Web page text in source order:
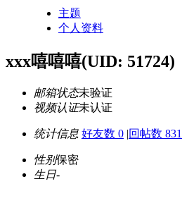
主题
个人资料
xxx嘻嘻嘻(UID: 51724)
邮箱状态未验证
视频认证未认证
统计信息 好友数 0 |回帖数 831
性别保密
生日-